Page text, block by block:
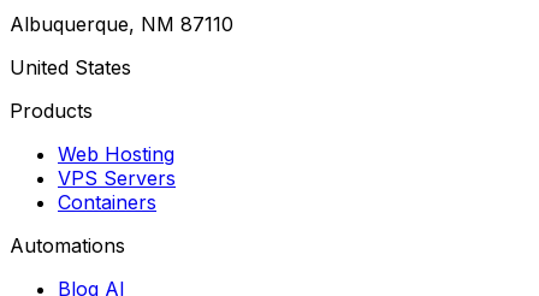
Albuquerque, NM 87110
United States
Products
Web Hosting
VPS Servers
Containers
Automations
Blog AI